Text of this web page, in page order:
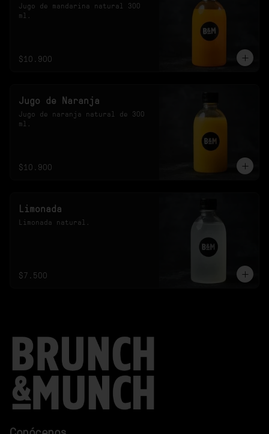
Jugo de mandarina natural 300
ml.
$10.900
Jugo de Naranja
Jugo de naranja natural de 300
ml.
$10.900
Limonada
Limonada natural.
$7.500